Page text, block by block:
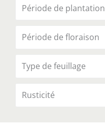
Rosiers
Période de plantation
Période de floraison
Type de feuillage
Rusticité